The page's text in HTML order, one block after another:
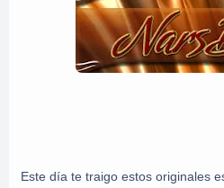
Este día te traigo estos originales